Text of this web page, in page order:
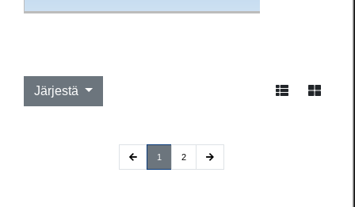
Järjestä
1 (current)
2